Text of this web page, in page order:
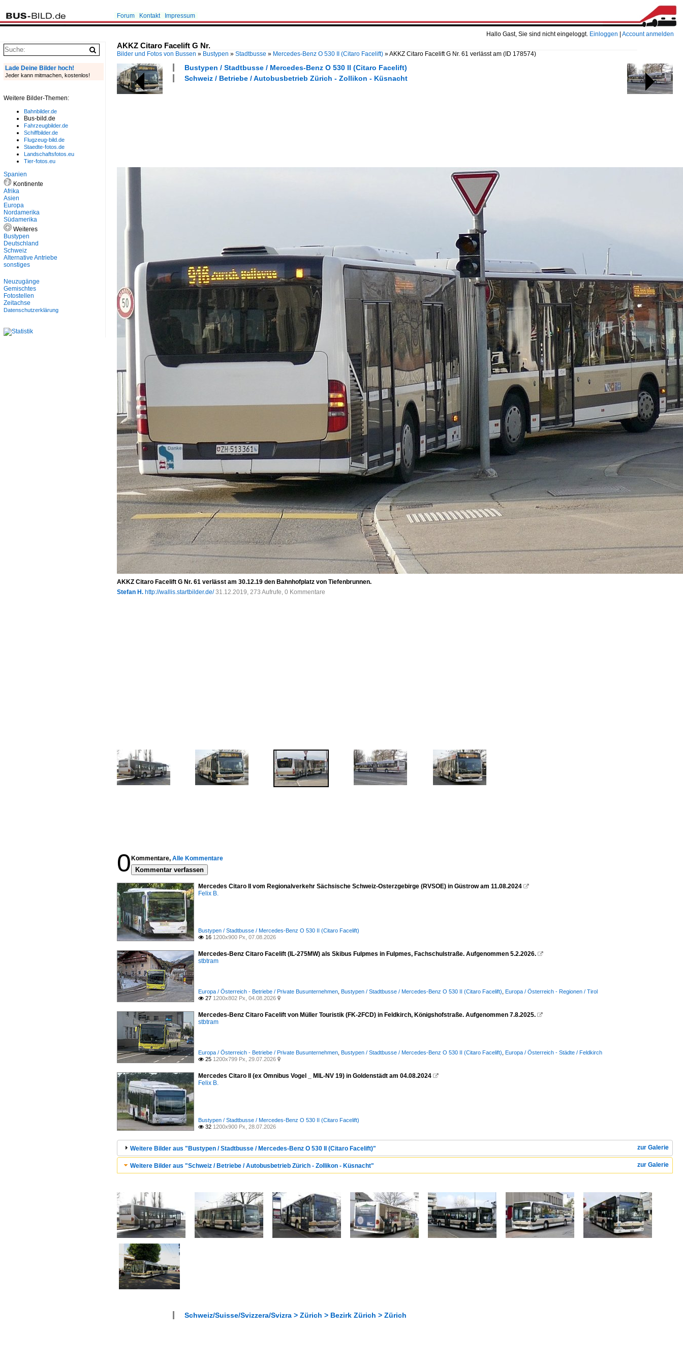
Hallo Gast, Sie sind nicht eingeloggt. Einloggen Account anmelden
Forum Kontakt Impressum
AKKZ Citaro Facelift G Nr.
Bilder und Fotos von Bussen » Bustypen » Stadtbusse » Mercedes-Benz O 530 II (Citaro Facelift) »AKKZ Citaro Facelift G Nr. 61 verlässt am (ID 178574)
Bustypen / Stadtbusse / Mercedes-Benz O 530 II (Citaro Facelift)
Schweiz / Betriebe / Autobusbetrieb Zürich - Zollikon - Küsnacht
AKKZ Citaro Facelift G Nr. 61 verlässt am 30.12.19 den Bahnhofplatz von Tiefenbrunnen.
Stefan H. http://wallis.startbilder.de/ 31.12.2019, 273 Aufrufe, 0 Kommentare
0 Kommentare, Alle Kommentare
Kommentar verfassen
Mercedes Citaro II vom Regionalverkehr Sächsische Schweiz-Osterzgebirge (RVSOE) in Güstrow am 11.08.2024 
Felix B.
Bustypen / Stadtbusse / Mercedes-Benz O 530 II (Citaro Facelift)
 16 1200x900 Px, 07.08.2026
Mercedes-Benz Citaro Facelift (IL-275MW) als Skibus Fulpmes in Fulpmes, Fachschulstraße. Aufgenommen 5.2.2026. 
stbtram
Europa / Österreich - Betriebe / Private Busunternehmen Bustypen / Stadtbusse / Mercedes-Benz O 530 II (Citaro Facelift) Europa / Österreich - Regionen / Tirol
 27 1200x802 Px, 04.08.2026 
Mercedes-Benz Citaro Facelift von Müller Touristik (FK-2FCD) in Feldkirch, Königshofstraße. Aufgenommen 7.8.2025. 
stbtram
Europa / Österreich - Betriebe / Private Busunternehmen Bustypen / Stadtbusse / Mercedes-Benz O 530 II (Citaro Facelift) Europa / Österreich - Städte / Feldkirch
 25 1200x799 Px, 29.07.2026 
Mercedes Citaro II (ex Omnibus Vogel _ MIL-NV 19) in Goldenstädt am 04.08.2024 
Felix B.
Bustypen / Stadtbusse / Mercedes-Benz O 530 II (Citaro Facelift)
 32 1200x900 Px, 28.07.2026
zur Galerie
Weitere Bilder aus "Bustypen / Stadtbusse / Mercedes-Benz O 530 II (Citaro Facelift)"
zur Galerie
Weitere Bilder aus "Schweiz / Betriebe / Autobusbetrieb Zürich - Zollikon - Küsnacht"
Schweiz/Suisse/Svizzera/Svizra > Zürich > Bezirk Zürich > Zürich
Lade Deine Bilder hoch!
Jeder kann mitmachen, kostenlos!
Weitere Bilder-Themen:
Bahnbilder.de
Bus-bild.de
Fahrzeugbilder.de
Schiffbilder.de
Flugzeug-bild.de
Staedte-fotos.de
Landschaftsfotos.eu
Tier-fotos.eu
Spanien
Kontinente
Afrika
Asien
Europa
Nordamerika
Südamerika
Weiteres
Bustypen
Deutschland
Schweiz
Alternative Antriebe
sonstiges
Neuzugänge
Gemischtes
Fotostellen
Zeitachse
Datenschutzerklärung